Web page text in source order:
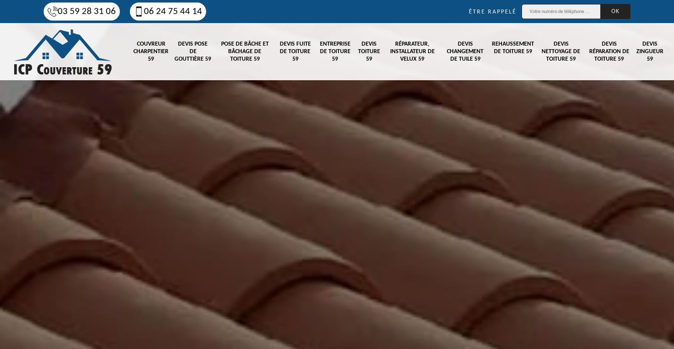
03 59 28 31 06 06 24 75 44 14 ÊTRE RAPPELÉ
COUVREUR
CHARPENTIER
59
DEVIS POSE
DE
GOUTTIÈRE 59
POSE DE BÂCHE ET
BÂCHAGE DE
TOITURE 59
DEVIS FUITE
DE TOITURE
59
ENTREPRISE
DE TOITURE
59
DEVIS
TOITURE
59
RÉPARATEUR,
INSTALLATEUR DE
VELUX 59
DEVIS
CHANGEMENT
DE TUILE 59
REHAUSSEMENT
DE TOITURE 59
DEVIS
NETTOYAGE DE
TOITURE 59
DEVIS
RÉPARATION DE
TOITURE 59
DEVIS
ZINGUEUR
59